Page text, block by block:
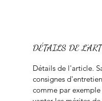
DÉTAILS DE
Détails de l'article.
consignes
comme par